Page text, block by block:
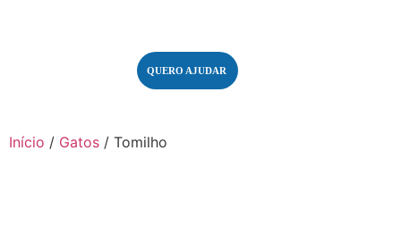
QUERO AJUDAR
Início / Gatos / Tomilho